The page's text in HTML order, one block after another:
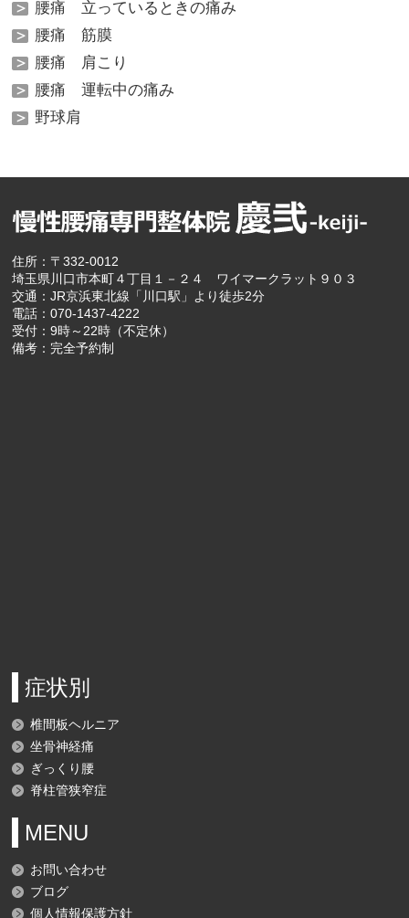
腰痛 立っているときの痛み
腰痛 筋膜
腰痛 肩こり
腰痛 運転中の痛み
野球肩
住所：〒332-0012
埼玉県川口市本町４丁目１－２４ ワイマークラット９０３
交通：JR京浜東北線「川口駅」より徒歩2分
電話：070-1437-4222
受付：9時～22時（不定休）
備考：完全予約制
症状別
椎間板ヘルニア
坐骨神経痛
ぎっくり腰
脊柱管狭窄症
MENU
お問い合わせ
ブログ
個人情報保護方針